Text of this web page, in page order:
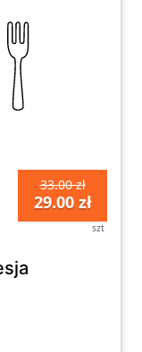
33.00 zł
29.00 zł
szt